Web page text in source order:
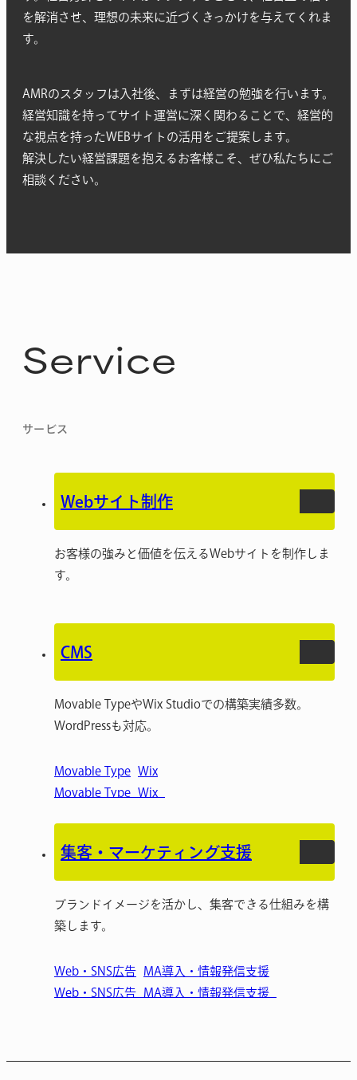
を解消させ、理想の未来に近づくきっかけを与えてくれま
す。
AMRのスタッフは入社後、まずは経営の勉強を行います。
経営知識を持ってサイト運営に深く関わることで、経営的
な視点を持ったWEBサイトの活用をご提案します。
解決したい経営課題を抱えるお客様こそ、ぜひ私たちにご
相談ください。
Service
サービス
Webサイト制作
お客様の強みと価値を伝えるWebサイトを制作しま
す。
CMS
Movable TypeやWix Studioでの構築実績多数。
WordPressも対応。
Movable Type Wix
集客・マーケティング支援
ブランドイメージを活かし、集客できる仕組みを構
築します。
Web・SNS広告 MA導入・情報発信支援